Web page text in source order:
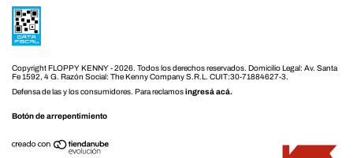
Copyright FLOPPY KENNY - 2026. Todos los derechos reservados.
Defensa de las y los consumidores. Para reclamosingresá acá.
Botón de arrepentimiento